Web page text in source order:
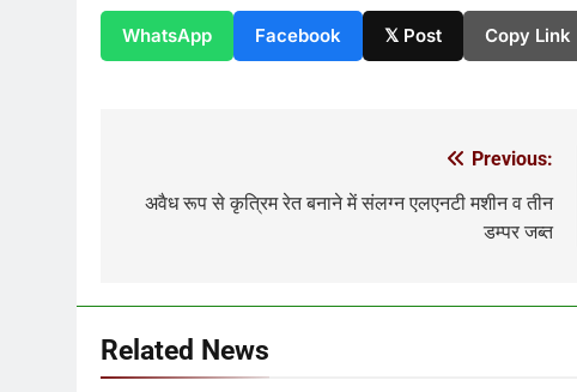
WhatsApp Facebook 𝕏 Post Copy Link
navigation
Previous:
अवैध रूप से कृत्रिम रेत बनाने में संलग्न एलएनटी मशीन व तीन
डम्पर जब्त
Related News